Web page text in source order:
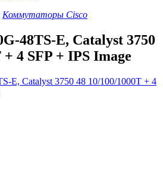
Коммутаторы Cisco
48TS-E, Catalyst 3750
+ 4 SFP + IPS Image